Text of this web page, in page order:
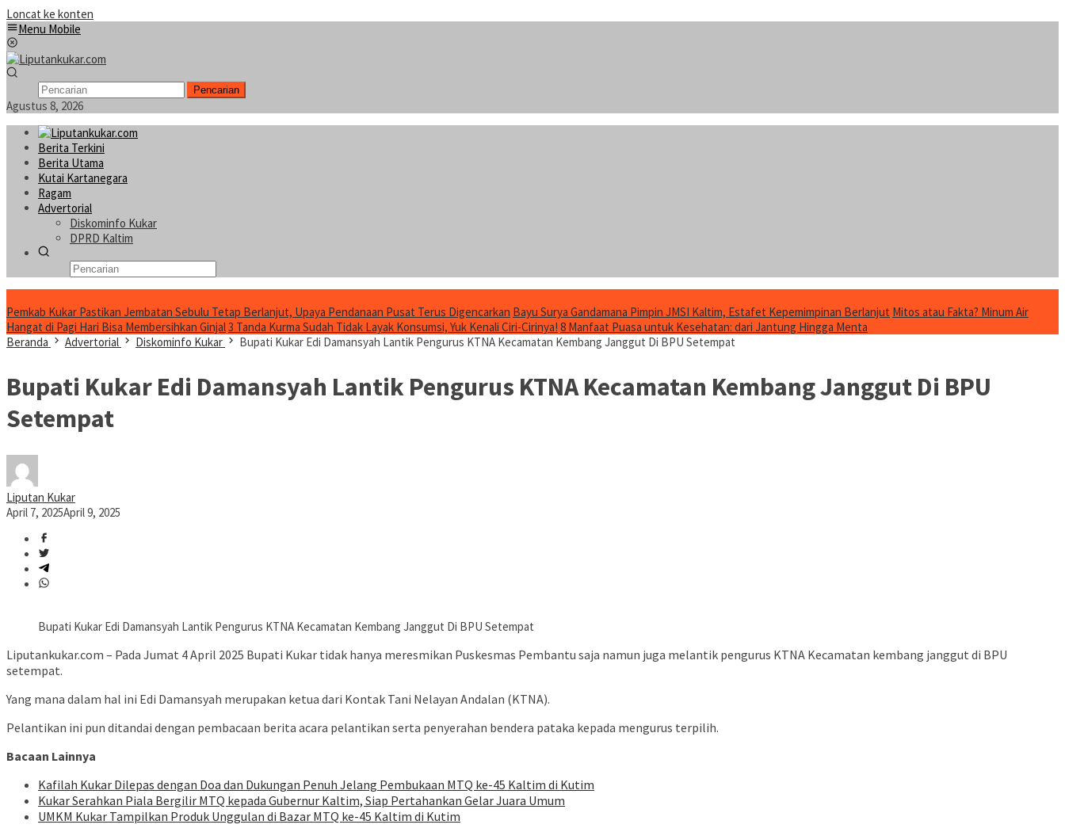
Loncat ke konten
Menu Mobile
Pencarian
Agustus 8, 2026
Berita Terkini
Berita Utama
Kutai Kartanegara
Ragam
Advertorial
Diskominfo Kukar
DPRD Kaltim
Pemkab Kukar Pastikan Jembatan Sebulu Tetap Berlanjut, Upaya Pendanaan Pusat Terus Digencarkan Bayu Surya Gandamana Pimpin JMSI Kaltim, Estafet Kepemimpinan Berlanjut Mitos atau Fakta? Minum Air
Hangat di Pagi Hari Bisa Membersihkan Ginjal3 Tanda Kurma Sudah Tidak Layak Konsumsi, Yuk Kenali Ciri-Cirinya! 8 Manfaat Puasa untuk Kesehatan: dari Jantung Hingga Menta
Beranda
Advertorial Diskominfo Kukar Bupati Kukar Edi Damansyah Lantik Pengurus KTNA Kecamatan Kembang Janggut Di BPU Setempat
Bupati Kukar Edi Damansyah Lantik Pengurus KTNA Kecamatan Kembang Janggut Di BPU
Setempat
Liputan Kukar
April 7, 2025April 9, 2025
Bupati Kukar Edi Damansyah Lantik Pengurus KTNA Kecamatan Kembang Janggut Di BPU Setempat
Liputankukar.com – Pada Jumat 4 April 2025 Bupati Kukar tidak hanya meresmikan Puskesmas Pembantu saja namun juga melantik pengurus KTNA Kecamatan kembang janggut di BPU
setempat.
Yang mana dalam hal ini Edi Damansyah merupakan ketua dari Kontak Tani Nelayan Andalan (KTNA).
Pelantikan ini pun ditandai dengan pembacaan berita acara pelantikan serta penyerahan bendera pataka kepada mengurus terpilih.
Bacaan Lainnya
Kafilah Kukar Dilepas dengan Doa dan Dukungan Penuh Jelang Pembukaan MTQ ke-45 Kaltim di Kutim
Kukar Serahkan Piala Bergilir MTQ kepada Gubernur Kaltim, Siap Pertahankan Gelar Juara Umum
UMKM Kukar Tampilkan Produk Unggulan di Bazar MTQ ke-45 Kaltim di Kutim